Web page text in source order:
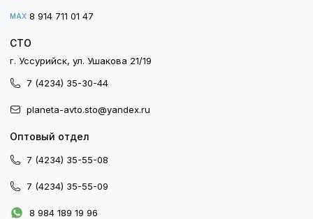
MAX 8 914 711 01 47
СТО
г. Уссурийск, ул. Ушакова 21/19
7 (4234) 35-30-44
planeta-avto.sto@yandex.ru
Оптовый отдел
7 (4234) 35-55-08
7 (4234) 35-55-09
8 984 189 19 96